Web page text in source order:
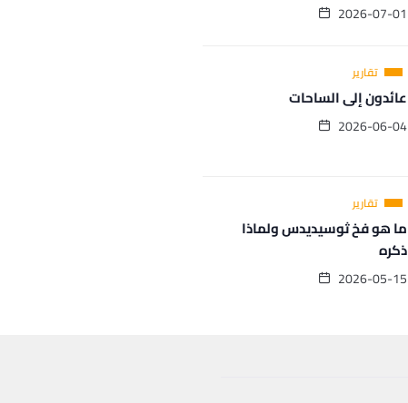
2026-07-01
تقارير
عائدون إلى الساحات
2026-06-04
تقارير
ما هو فخ ثوسيديدس ولماذا
ذكره
2026-05-15